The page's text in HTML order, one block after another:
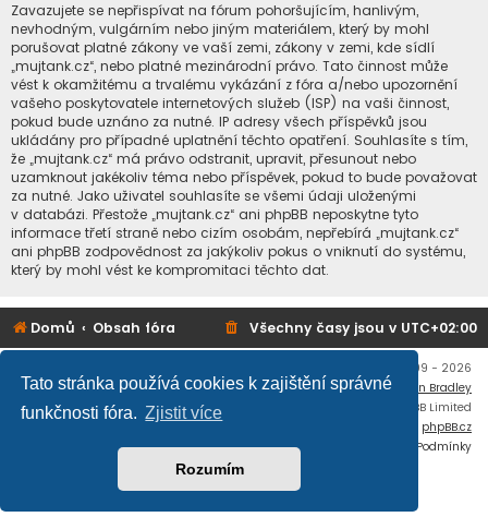
Tato stránka používá cookies k zajištění správné
funkčnosti fóra. Zjistit více
Rozumím
Zavazujete se nepřispívat na fórum pohoršujícím, hanlivým,
nevhodným, vulgárním nebo jiným materiálem, který by mohl
porušovat platné zákony ve vaší zemi, zákony v zemi, kde sídlí
„mujtank.cz“, nebo platné mezinárodní právo. Tato činnost může
vést k okamžitému a trvalému vykázání z fóra a/nebo upozornění
vašeho poskytovatele internetových služeb (ISP) na vaši činnost,
pokud bude uznáno za nutné. IP adresy všech příspěvků jsou
ukládány pro případné uplatnění těchto opatření. Souhlasíte s tím,
že „mujtank.cz“ má právo odstranit, upravit, přesunout nebo
uzamknout jakékoliv téma nebo příspěvek, pokud to bude považovat
za nutné. Jako uživatel souhlasíte se všemi údaji uloženými
v databázi. Přestože „mujtank.cz“ ani phpBB neposkytne tyto
informace třetí straně nebo cizím osobám, nepřebírá „mujtank.cz“
ani phpBB zodpovědnost za jakýkoliv pokus o vniknutí do systému,
který by mohl vést ke kompromitaci těchto dat.
Domů Obsah fóra Všechny časy jsou v UTC+02:00
Copyright © mujtank.cz 2009 - 2026
Flat Style by
Ian Bradley
Založeno na
® Forum Software © phpBB Limited
phpBB.cz
Podmínky